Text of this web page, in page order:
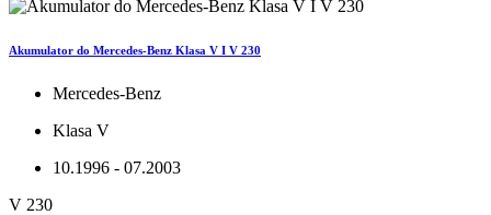
Akumulator do Mercedes-Benz Klasa V I V 230
Mercedes-Benz
Klasa V
10.1996 - 07.2003
V 230